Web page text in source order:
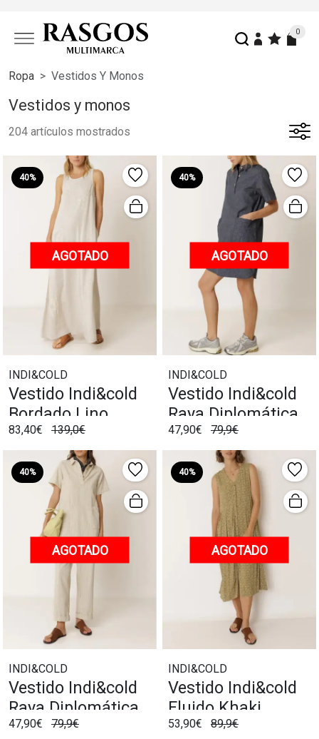
0
Ropa Vestidos Y Monos
Vestidos y monos
204 artículos mostrados
40%
AGOTADO
INDI&COLD
Vestido Indi&cold
Bordado Lino
83,40€ 139,0€
40%
AGOTADO
INDI&COLD
Vestido Indi&cold
Raya Diplomática
Indigo
47,90€ 79,9€
40%
AGOTADO
INDI&COLD
Vestido Indi&cold
Raya Diplomática
Crudo
47,90€ 79,9€
40%
AGOTADO
INDI&COLD
Vestido Indi&cold
Fluido Khaki
53,90€ 89,9€